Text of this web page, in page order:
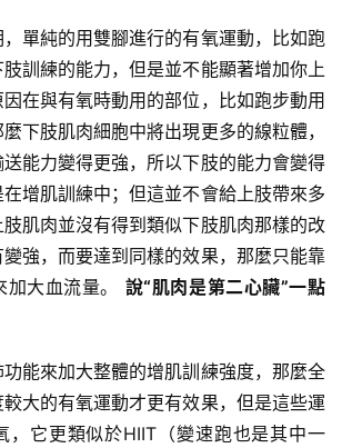
單純的用雙腳進行的有氧運動，比如跑
訓練的能力，但是並不能顯著增加你上
在與有氧時動用的部位，比如跑步動用
下肢肌肉細胞中將出現更多的線粒體，
能力變得更強，所以下肢的能力會變得
增肌訓練中；但這並不會給上肢帶來多
肌肉並沒有得到類似下肢肌肉那樣的改
強，而要達到同樣的效果，那麼只能靠
大血流量。 說“肌肉是第二心臟”一點
能來加大整體的增肌訓練強度，那麼全
大的有氧運動才更有效果，但是這些運
，它更類似於HIIT（變速跑也是其中一